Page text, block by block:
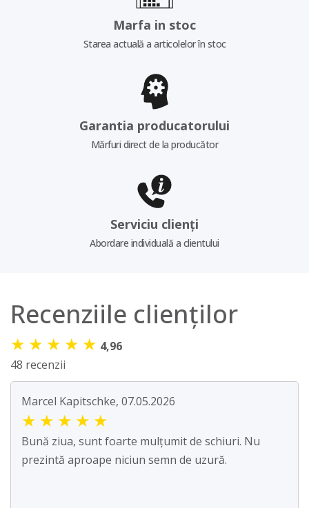
Marfa in stoc
Starea actuală a articolelor în stoc
Garantia producatorului
Mărfuri direct de la producător
Serviciu clienți
Abordare individuală a clientului
Recenziile clienților
★ ★ ★ ★ ★ 4,96
48 recenzii
Marcel Kapitschke, 07.05.2026
★ ★ ★ ★ ★
Bună ziua, sunt foarte mulțumit de schiuri. Nu
prezintă aproape niciun semn de uzură.